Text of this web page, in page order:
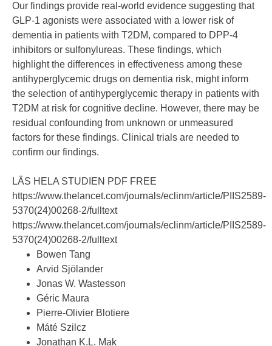
Our findings provide real-world evidence suggesting that
GLP-1 agonists were associated with a lower risk of
dementia in patients with T2DM, compared to DPP-4
inhibitors or sulfonylureas. These findings, which
highlight the differences in effectiveness among these
antihyperglycemic drugs on dementia risk, might inform
the selection of antihyperglycemic therapy in patients with
T2DM at risk for cognitive decline. However, there may be
residual confounding from unknown or unmeasured
factors for these findings. Clinical trials are needed to
confirm our findings.
LÄS HELA STUDIEN PDF FREE
https://www.thelancet.com/journals/eclinm/article/PIIS2589-
5370(24)00268-2/fulltext
https://www.thelancet.com/journals/eclinm/article/PIIS2589-
5370(24)00268-2/fulltext
Bowen Tang
Arvid Sjölander
Jonas W. Wastesson
Géric Maura
Pierre-Olivier Blotiere
Máté Szilcz
Jonathan K.L. Mak